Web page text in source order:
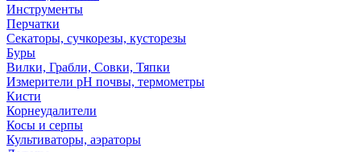
Инструменты
Перчатки
Секаторы, сучкорезы, кусторезы
Буры
Вилки, Грабли, Совки, Тяпки
Измерители pH почвы, термометры
Кисти
Корнеудалители
Косы и серпы
Культиваторы, аэраторы